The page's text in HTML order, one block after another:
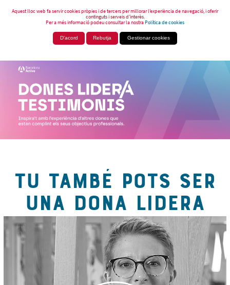
Aquest lloc web fa servir cookies pròpies i de tercers per millorar l’experiència de navegació, i oferir
continguts i serveis d’interès.
Per a més informació podeu consultar la nostraPolítica de cookies
D'acord Rebutja Gestionar cookies
TU TAMBÉ POTS SER
UNA DONA LIDERA